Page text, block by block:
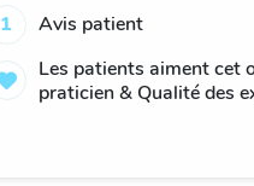
1
Avis patient
Les patients aiment cet
praticien & Qualité des